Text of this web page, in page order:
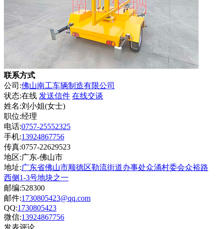
联系方式
公司:佛山南工车辆制造有限公司
状态:在线 发送信件 在线交谈
姓名:刘小姐(女士)
职位:经理
电话:0757-25552325
手机:13924867756
传真:0757-22629523
地区:广东-佛山市
地址:广东省佛山市顺德区勒流街道办事处众涌村委会众裕路
西侧1-3号地块之一
邮编:528300
邮件:1730805423@qq.com
QQ:1730805423
微信:13924867756
发表评论